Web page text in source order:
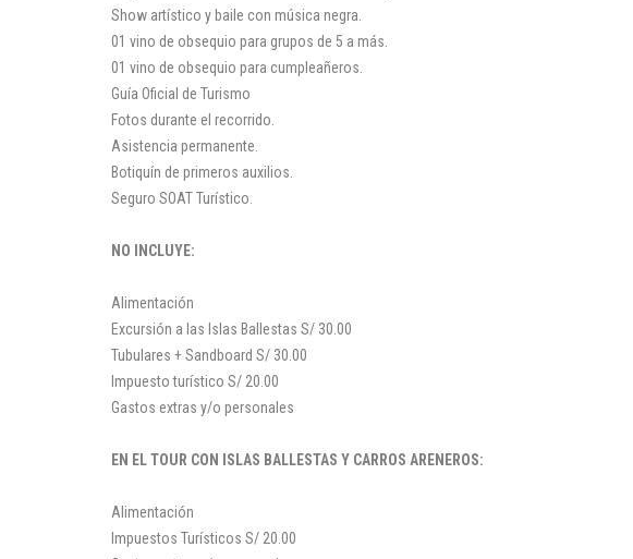
Show artístico y baile con música negra.
01 vino de obsequio para grupos de 5 a más.
01 vino de obsequio para cumpleañeros.
Guía Oficial de Turismo
Fotos durante el recorrido.
Asistencia permanente.
Botiquín de primeros auxilios.
Seguro SOAT Turístico.
NO INCLUYE:
Alimentación
Excursión a las Islas Ballestas S/ 30.00
Tubulares + Sandboard S/ 30.00
Impuesto turístico S/ 20.00
Gastos extras y/o personales
EN EL TOUR CON ISLAS BALLESTAS Y CARROS ARENEROS:
Alimentación
Impuestos Turísticos S/ 20.00